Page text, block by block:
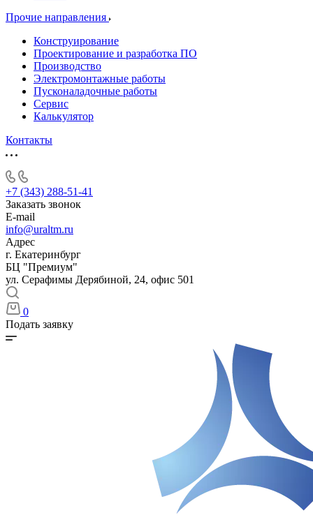
Прочие направления
Конструирование
Проектирование и разработка ПО
Производство
Электромонтажные работы
Пусконаладочные работы
Сервис
Калькулятор
Контакты
+7 (343) 288-51-41
Заказать звонок
E-mail
info@uraltm.ru
Адрес
г. Екатеринбург
БЦ "Премиум"
ул. Серафимы Дерябиной, 24, офис 501
0
Подать заявку